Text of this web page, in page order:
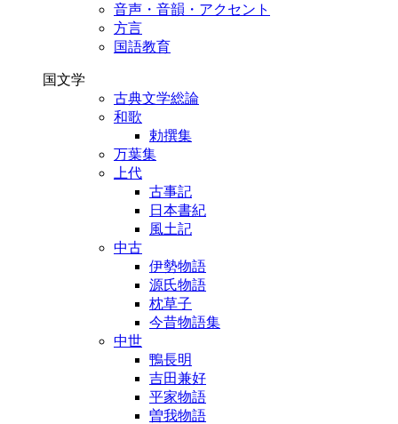
音声・音韻・アクセント
方言
国語教育
国文学
古典文学総論
和歌
勅撰集
万葉集
上代
古事記
日本書紀
風土記
中古
伊勢物語
源氏物語
枕草子
今昔物語集
中世
鴨長明
吉田兼好
平家物語
曽我物語